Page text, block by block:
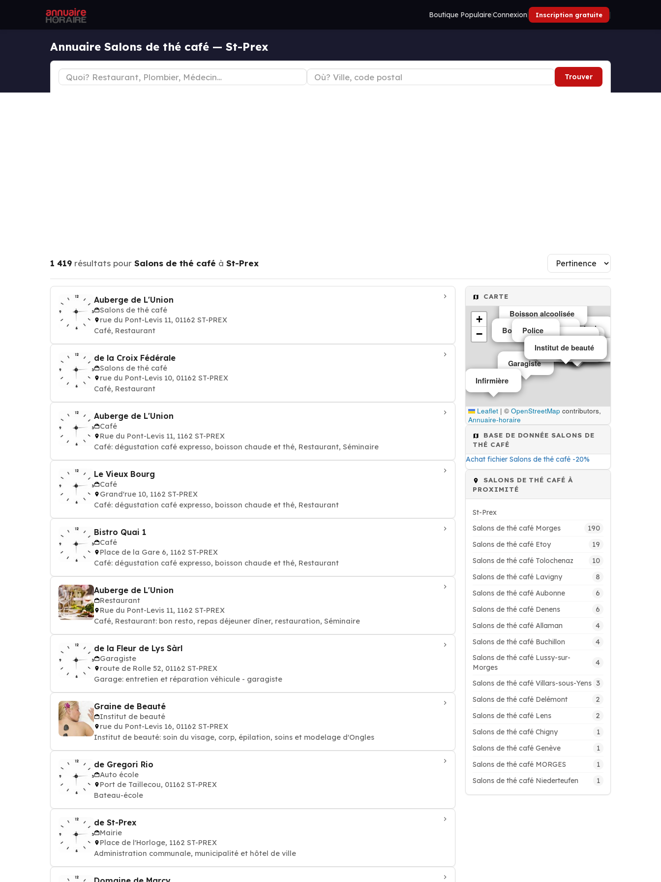
Boutique Populaire|Connexion| Inscription gratuite |
Annuaire Salons de thé café — St-Prex
Trouver
1 419 résultats pour Salons de thé café à St-Prex
Auberge de L'Union
Salons de thé café
rue du Pont-Levis 11, 01162 ST-PREX
Café, Restaurant
de la Croix Fédérale
Salons de thé café
rue du Pont-Levis 10, 01162 ST-PREX
Café, Restaurant
Auberge de L'Union
Café
Rue du Pont-Levis 11, 1162 ST-PREX
Café: dégustation café expresso, boisson chaude et thé, Restaurant, Séminaire
Le Vieux Bourg
Café
Grand'rue 10, 1162 ST-PREX
Café: dégustation café expresso, boisson chaude et thé, Restaurant
Bistro Quai 1
Café
Place de la Gare 6, 1162 ST-PREX
Café: dégustation café expresso, boisson chaude et thé, Restaurant
Auberge de L'Union
Restaurant
Rue du Pont-Levis 11, 1162 ST-PREX
Café, Restaurant: bon resto, repas déjeuner dîner, restauration, Séminaire
de la Fleur de Lys Sàrl
Garagiste
route de Rolle 52, 01162 ST-PREX
Garage: entretien et réparation véhicule - garagiste
Graine de Beauté
Institut de beauté
rue du Pont-Levis 16, 01162 ST-PREX
Institut de beauté: soin du visage, corp, épilation, soins et modelage d'Ongles
de Gregori Rio
Auto école
Port de Taillecou, 01162 ST-PREX
Bateau-école
de St-Prex
Mairie
Place de l'Horloge, 1162 ST-PREX
Administration communale, municipalité et hôtel de ville
CARTE
Salons de thé café
Salons de thé café
Café
Café
Restaurant
Garagiste
Institut de beauté
Auto école
Mairie
Boisson alcoolisée
Administration
Infirmière
Infirmier
Boisson alcoolisée
Pharmacie
Institut de beauté
Police
Institut de beauté
Institut de beauté
+
−
Leaflet | © OpenStreetMap contributors,
Annuaire-horaire
BASE DE DONNÉE SALONS DE
THÉ CAFÉ
Achat fichier Salons de thé café -20%
SALONS DE THÉ CAFÉ À
PROXIMITÉ
St-Prex
Salons de thé café Morges
190
Salons de thé café Etoy 19
Salons de thé café Tolochenaz 10
Salons de thé café Lavigny 8
Salons de thé café Aubonne 6
Salons de thé café Denens 6
Salons de thé café Allaman 4
Salons de thé café Buchillon 4
Salons de thé café Lussy-sur-
Morges
4
Salons de thé café Villars-sous-Yens 3
Salons de thé café Delémont 2
Salons de thé café Lens 2
Salons de thé café Chigny 1
Salons de thé café Genève 1
Salons de thé café MORGES 1
Salons de thé café Niederteufen 1